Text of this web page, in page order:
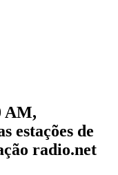
AM,
estações de
radio.net